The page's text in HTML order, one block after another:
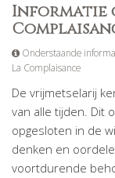
Informatie
Onderstaande
La Complaisance
De vrijmetselarij
van alle tijden. Dit
opgesloten in de
denken en
voortdurende